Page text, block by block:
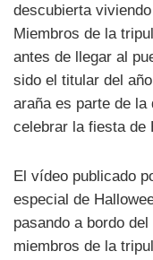
descubierta
Miembros de la
antes de llegar al
sido el titular del
araña es parte de la
celebrar la fiesta de
El vídeo publicado
especial de
pasando a bordo
miembros de la